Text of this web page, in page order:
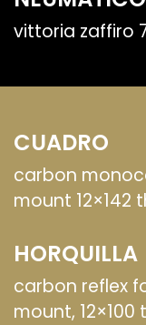
CUADRO
carbon
mount 12×142
HORQUILLA
carbon reflex
mount,
vittoria zaffiro